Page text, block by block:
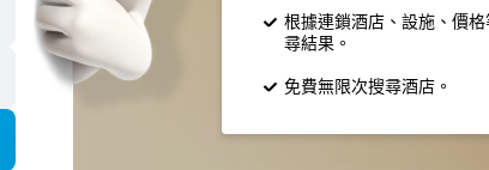
根據連鎖酒店、設施、價
尋結果。
免費無限次搜尋酒店。